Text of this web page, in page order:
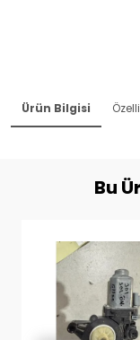
Ürün Bilgisi
Bu